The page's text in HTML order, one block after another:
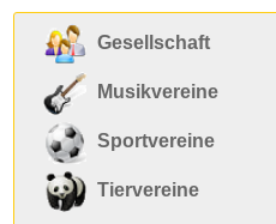
Gesellschaft
Musikvereine
Sportvereine
Tiervereine